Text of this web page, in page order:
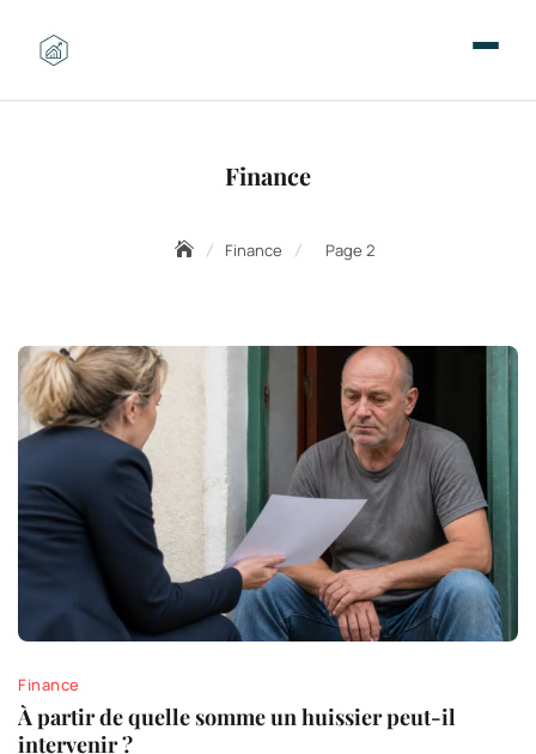
contenu
Finance
Finance Page 2
Finance
À partir de quelle somme un huissier peut-il
intervenir ?